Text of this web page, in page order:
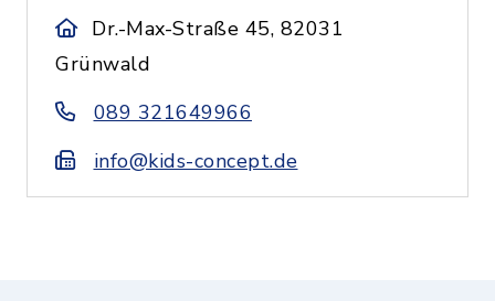
Dr.-Max-Straße 45, 82031
Grünwald
089 321649966
info@kids-concept.de